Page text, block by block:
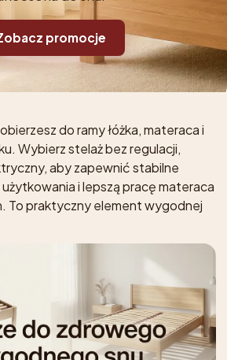
promocje
do ramy łóżka, materaca i
Wybierz stelaż bez regulacji,
aby zapewnić stabilne
i lepszą pracę materaca
To praktyczny element wygodnej